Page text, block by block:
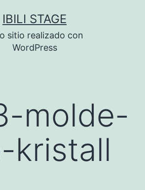
IBILI STAGE
sitio realizado con
WordPress
molde-
kristall